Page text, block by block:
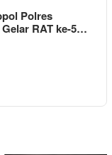
Polres
RAT ke-5…